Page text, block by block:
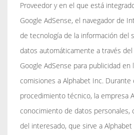
Proveedor y en el que está
Google AdSense, el navegador de
de tecnología de la información del
datos automáticamente a través
Google AdSense para publicidad en
comisiones a Alphabet Inc.
procedimiento técnico, la empresa
conocimiento de datos personales,
del interesado, que sirve a